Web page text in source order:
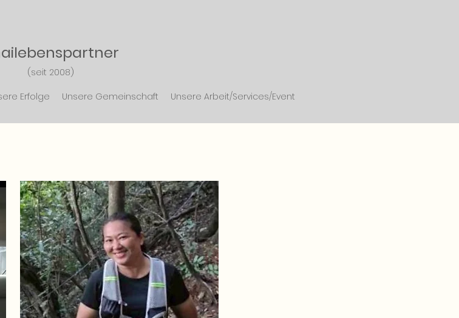
artner
(seit 2008)
Erfolge Unsere Gemeinschaft Unsere Arbeit/Services/Event